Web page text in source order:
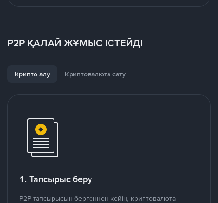
P2P ҚАЛАЙ ЖҰМЫС ІСТЕЙДІ
Крипто алу Криптовалюта сату
1. Тапсырыс беру
P2P тапсырысын бергеннен кейін, криптовалюта